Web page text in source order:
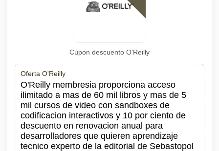
Cúpon descuento O'Reilly
Oferta O'Reilly
O'Reilly membresia proporciona acceso
ilimitado a mas de 60 mil libros y mas de 5
mil cursos de video con sandboxes de
codificacion interactivos y 10 por ciento de
descuento en renovacion anual para
desarrolladores que quieren aprendizaje
tecnico experto de la editorial de Sebastopol